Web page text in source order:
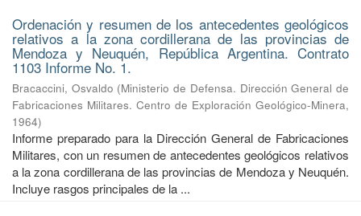
Ordenación y resumen de los antecedentes geológicos
relativos a la zona cordillerana de las provincias de
Mendoza y Neuquén, República Argentina. Contrato
1103 Informe No. 1.
Bracaccini, Osvaldo (Ministerio de Defensa. Dirección General de
Fabricaciones Militares. Centro de Exploración Geológico-Minera,
1964)
Informe preparado para la Dirección General de Fabricaciones
Militares, con un resumen de antecedentes geológicos relativos
a la zona cordillerana de las provincias de Mendoza y Neuquén.
Incluye rasgos principales de la ...